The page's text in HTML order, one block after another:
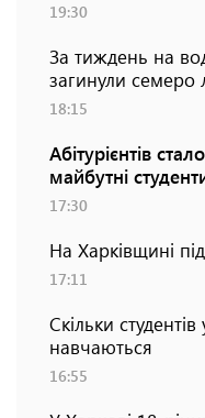
19:30
За тиждень на
загинули семеро
18:15
Абітурієнтів
майбутні
17:30
На Харківщині
17:11
Скільки
навчаються
16:55